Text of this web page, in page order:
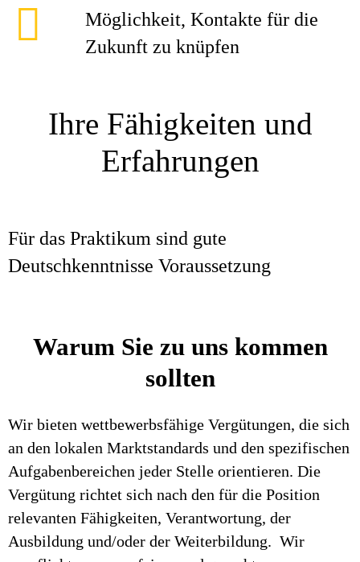
Möglichkeit, Kontakte für die
Zukunft zu knüpfen
Ihre Fähigkeiten und
Erfahrungen
Für das Praktikum sind gute
Deutschkenntnisse Voraussetzung
Warum Sie zu uns kommen
sollten
Wir bieten wettbewerbsfähige Vergütungen, die sich
an den lokalen Marktstandards und den spezifischen
Aufgabenbereichen jeder Stelle orientieren. Die
Vergütung richtet sich nach den für die Position
relevanten Fähigkeiten, Verantwortung, der
Ausbildung und/oder der Weiterbildung. Wir